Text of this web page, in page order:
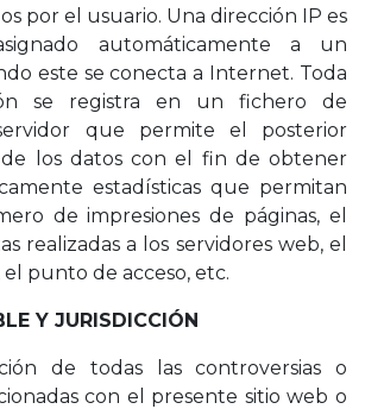
por el usuario. Una dirección IP es
automáticamente a un
este se conecta a Internet. Toda
se registra en un fichero de
que permite el posterior
de los datos con el fin de obtener
estadísticas que permitan
de impresiones de páginas, el
realizadas a los servidores web, el
el punto de acceso, etc.
Y JURISDICCIÓN
de todas las controversias o
con el presente sitio web o